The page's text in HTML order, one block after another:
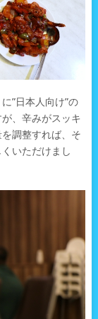
”日本人向け”の
、辛みがスッキ
調整すれば、そ
いただけまし